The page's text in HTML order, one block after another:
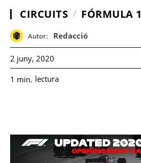
CIRCUITS FÓRMULA 1
Autor: Redacció
2 juny, 2020
1 min. lectura